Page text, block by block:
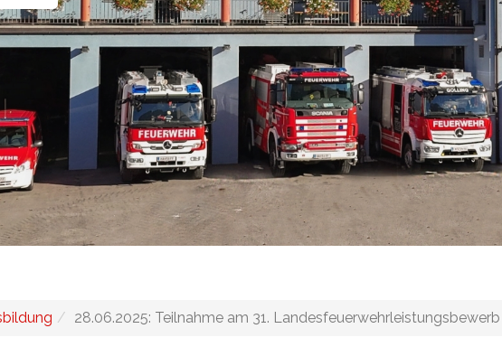
28.06.2025: Teilnahme am 31. Landesfeuerwehrleistungsbewerb